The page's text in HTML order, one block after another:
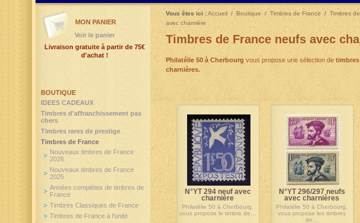
Vous êtes ici :Accueil / Boutique /Timbres de France / Timbres
avec charnière
Timbres de France neufs avec
Philatélie 50 à Cherbourg vous propose une sélection de
charnières.
N°YT 294 neuf avec
charnière
Philatélie 50 à Cherbourg,
vous propose le timbre de...
N°YT 296/297 neufs
avec charnières
Philatélie 50 à Cherbourg,
vous propose les timbres
de...
BOUTIQUE
IDEES CADEAUX
Timbres d'affranchissement pas
chers
Timbres rares de prestige
Timbres de France
Nouveaux timbres de France
2026
Nouveaux timbres de France
2025
Années complètes de timbres de
France
Timbres Classiques de France
Timbres de France à l'unité
MON PANIER
Voir le panier
Livraison gratuite à partir de 75€
d'achat !